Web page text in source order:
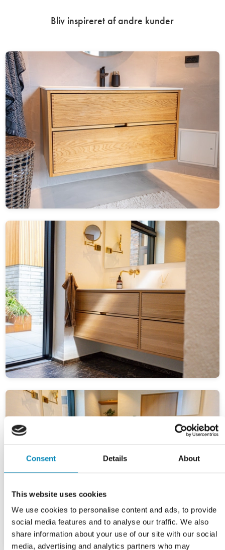
Consent Details About
This website uses cookies
We use cookies to personalise content and ads, to provide
social media features and to analyse our traffic. We also
share information about your use of our site with our social
media, advertising and analytics partners who may
Bliv inspireret af andre kunder